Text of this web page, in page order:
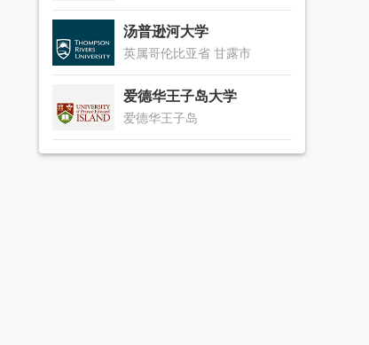
汤普逊河大学
英属哥伦比亚省 甘露市
爱德华王子岛大学
爱德华王子岛